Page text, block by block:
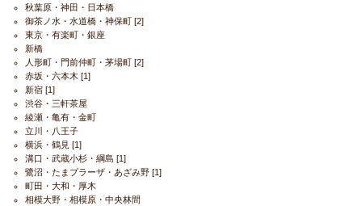
秋葉原・神田・日本橋
御茶ノ水・水道橋・神保町 [2]
東京・有楽町・銀座
新橋
人形町・門前仲町・茅場町 [2]
赤坂・六本木 [1]
新宿 [1]
渋谷・三軒茶屋
綾瀬・亀有・金町
立川・八王子
横浜・鶴見 [1]
溝口・武蔵小杉・綱島 [1]
鷺沼・たまプラーザ・あざみ野 [1]
町田・大和・厚木
相模大野・相模原・中央林間